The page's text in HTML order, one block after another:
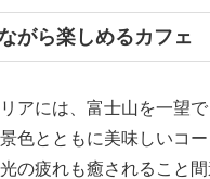
がら楽しめるカフェ
アには、富士山を一望
色とともに美味しいコ
の疲れも癒されること